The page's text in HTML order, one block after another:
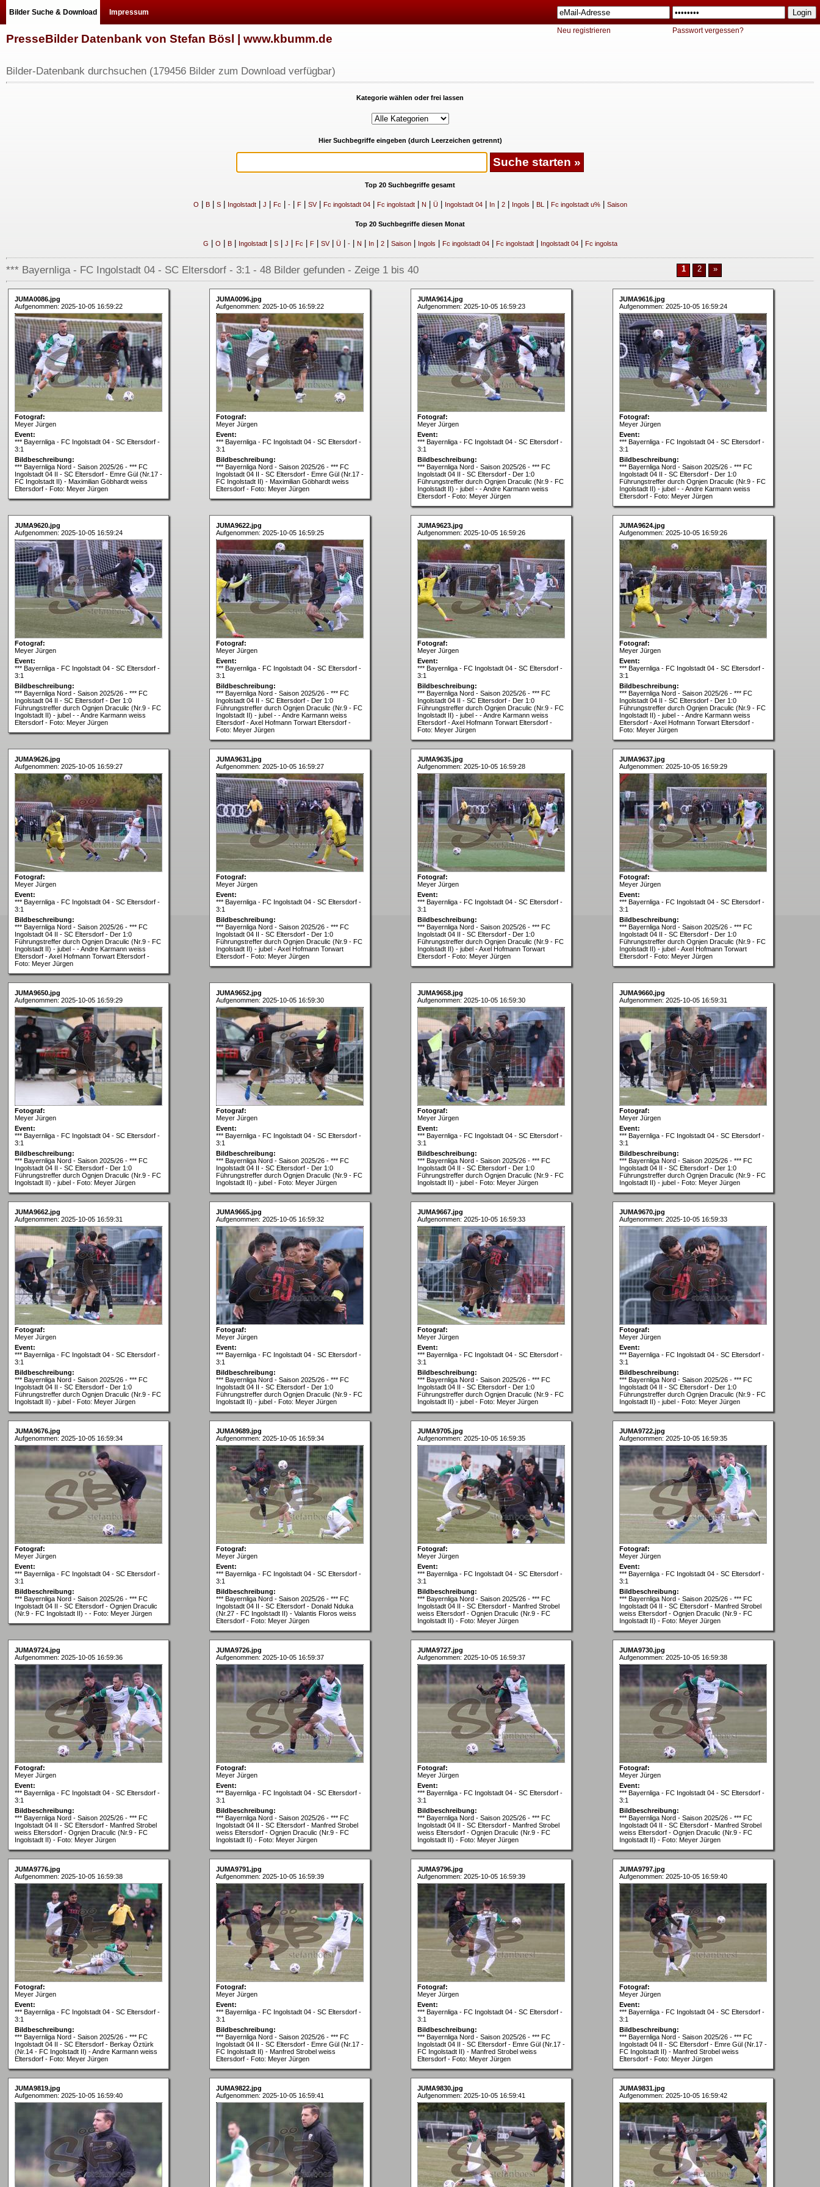
Bilder Suche & Download Impressum
Neu registrieren Passwort vergessen?
PresseBilder Datenbank von Stefan Bösl | www.kbumm.de
Bilder-Datenbank durchsuchen (179456 Bilder zum Download verfügbar)
Kategorie wählen oder frei lassen
Hier Suchbegriffe eingeben (durch Leerzeichen getrennt)
Top 20 Suchbegriffe gesamt
O B| S| Ingolstadt| J Fc -| F| SV| Fc ingolstadt 04| Fc ingolstadt| N Ü Ingolstadt 04| In| 2| Ingols BL | Fc ingolstadt u%| Saison
Top 20 Suchbegriffe diesen Monat
G O B| Ingolstadt| S| J Fc F| SV| Ü| -| N In| 2| Saison| Ingols Fc ingolstadt 04| Fc ingolstadt| Ingolstadt 04| Fc ingolsta
*** Bayernliga - FC Ingolstadt 04 - SC Eltersdorf - 3:1 - 48 Bilder gefunden - Zeige 1 bis 40 1 2 »
JUMA0086.jpg
Aufgenommen: 2025-10-05 16:59:22
Fotograf:
Meyer Jürgen
Event:
*** Bayernliga - FC Ingolstadt 04 - SC Eltersdorf -
3:1
Bildbeschreibung:
*** Bayernliga Nord - Saison 2025/26 - *** FC
Ingolstadt 04 II - SC Eltersdorf - Emre Gül (Nr.17 -
FC Ingolstadt II) - Maximilian Göbhardt weiss
Eltersdorf - Foto: Meyer Jürgen
JUMA0096.jpg
Aufgenommen: 2025-10-05 16:59:22
Fotograf:
Meyer Jürgen
Event:
*** Bayernliga - FC Ingolstadt 04 - SC Eltersdorf -
3:1
Bildbeschreibung:
*** Bayernliga Nord - Saison 2025/26 - *** FC
Ingolstadt 04 II - SC Eltersdorf - Emre Gül (Nr.17 -
FC Ingolstadt II) - Maximilian Göbhardt weiss
Eltersdorf - Foto: Meyer Jürgen
JUMA9614.jpg
Aufgenommen: 2025-10-05 16:59:23
Fotograf:
Meyer Jürgen
Event:
*** Bayernliga - FC Ingolstadt 04 - SC Eltersdorf -
3:1
Bildbeschreibung:
*** Bayernliga Nord - Saison 2025/26 - *** FC
Ingolstadt 04 II - SC Eltersdorf - Der 1:0
Führungstreffer durch Ognjen Draculic (Nr.9 - FC
Ingolstadt II) - jubel - - Andre Karmann weiss
Eltersdorf - Foto: Meyer Jürgen
JUMA9616.jpg
Aufgenommen: 2025-10-05 16:59:24
Fotograf:
Meyer Jürgen
Event:
*** Bayernliga - FC Ingolstadt 04 - SC Eltersdorf -
3:1
Bildbeschreibung:
*** Bayernliga Nord - Saison 2025/26 - *** FC
Ingolstadt 04 II - SC Eltersdorf - Der 1:0
Führungstreffer durch Ognjen Draculic (Nr.9 - FC
Ingolstadt II) - jubel - - Andre Karmann weiss
Eltersdorf - Foto: Meyer Jürgen
JUMA9620.jpg
Aufgenommen: 2025-10-05 16:59:24
Fotograf:
Meyer Jürgen
Event:
*** Bayernliga - FC Ingolstadt 04 - SC Eltersdorf -
3:1
Bildbeschreibung:
*** Bayernliga Nord - Saison 2025/26 - *** FC
Ingolstadt 04 II - SC Eltersdorf - Der 1:0
Führungstreffer durch Ognjen Draculic (Nr.9 - FC
Ingolstadt II) - jubel - - Andre Karmann weiss
Eltersdorf - Foto: Meyer Jürgen
JUMA9622.jpg
Aufgenommen: 2025-10-05 16:59:25
Fotograf:
Meyer Jürgen
Event:
*** Bayernliga - FC Ingolstadt 04 - SC Eltersdorf -
3:1
Bildbeschreibung:
*** Bayernliga Nord - Saison 2025/26 - *** FC
Ingolstadt 04 II - SC Eltersdorf - Der 1:0
Führungstreffer durch Ognjen Draculic (Nr.9 - FC
Ingolstadt II) - jubel - - Andre Karmann weiss
Eltersdorf - Axel Hofmann Torwart Eltersdorf -
Foto: Meyer Jürgen
JUMA9623.jpg
Aufgenommen: 2025-10-05 16:59:26
Fotograf:
Meyer Jürgen
Event:
*** Bayernliga - FC Ingolstadt 04 - SC Eltersdorf -
3:1
Bildbeschreibung:
*** Bayernliga Nord - Saison 2025/26 - *** FC
Ingolstadt 04 II - SC Eltersdorf - Der 1:0
Führungstreffer durch Ognjen Draculic (Nr.9 - FC
Ingolstadt II) - jubel - - Andre Karmann weiss
Eltersdorf - Axel Hofmann Torwart Eltersdorf -
Foto: Meyer Jürgen
JUMA9624.jpg
Aufgenommen: 2025-10-05 16:59:26
Fotograf:
Meyer Jürgen
Event:
*** Bayernliga - FC Ingolstadt 04 - SC Eltersdorf -
3:1
Bildbeschreibung:
*** Bayernliga Nord - Saison 2025/26 - *** FC
Ingolstadt 04 II - SC Eltersdorf - Der 1:0
Führungstreffer durch Ognjen Draculic (Nr.9 - FC
Ingolstadt II) - jubel - - Andre Karmann weiss
Eltersdorf - Axel Hofmann Torwart Eltersdorf -
Foto: Meyer Jürgen
JUMA9626.jpg
Aufgenommen: 2025-10-05 16:59:27
Fotograf:
Meyer Jürgen
Event:
*** Bayernliga - FC Ingolstadt 04 - SC Eltersdorf -
3:1
Bildbeschreibung:
*** Bayernliga Nord - Saison 2025/26 - *** FC
Ingolstadt 04 II - SC Eltersdorf - Der 1:0
Führungstreffer durch Ognjen Draculic (Nr.9 - FC
Ingolstadt II) - jubel - - Andre Karmann weiss
Eltersdorf - Axel Hofmann Torwart Eltersdorf -
Foto: Meyer Jürgen
JUMA9631.jpg
Aufgenommen: 2025-10-05 16:59:27
Fotograf:
Meyer Jürgen
Event:
*** Bayernliga - FC Ingolstadt 04 - SC Eltersdorf -
3:1
Bildbeschreibung:
*** Bayernliga Nord - Saison 2025/26 - *** FC
Ingolstadt 04 II - SC Eltersdorf - Der 1:0
Führungstreffer durch Ognjen Draculic (Nr.9 - FC
Ingolstadt II) - jubel - Axel Hofmann Torwart
Eltersdorf - Foto: Meyer Jürgen
JUMA9635.jpg
Aufgenommen: 2025-10-05 16:59:28
Fotograf:
Meyer Jürgen
Event:
*** Bayernliga - FC Ingolstadt 04 - SC Eltersdorf -
3:1
Bildbeschreibung:
*** Bayernliga Nord - Saison 2025/26 - *** FC
Ingolstadt 04 II - SC Eltersdorf - Der 1:0
Führungstreffer durch Ognjen Draculic (Nr.9 - FC
Ingolstadt II) - jubel - Axel Hofmann Torwart
Eltersdorf - Foto: Meyer Jürgen
JUMA9637.jpg
Aufgenommen: 2025-10-05 16:59:29
Fotograf:
Meyer Jürgen
Event:
*** Bayernliga - FC Ingolstadt 04 - SC Eltersdorf -
3:1
Bildbeschreibung:
*** Bayernliga Nord - Saison 2025/26 - *** FC
Ingolstadt 04 II - SC Eltersdorf - Der 1:0
Führungstreffer durch Ognjen Draculic (Nr.9 - FC
Ingolstadt II) - jubel - Axel Hofmann Torwart
Eltersdorf - Foto: Meyer Jürgen
JUMA9650.jpg
Aufgenommen: 2025-10-05 16:59:29
Fotograf:
Meyer Jürgen
Event:
*** Bayernliga - FC Ingolstadt 04 - SC Eltersdorf -
3:1
Bildbeschreibung:
*** Bayernliga Nord - Saison 2025/26 - *** FC
Ingolstadt 04 II - SC Eltersdorf - Der 1:0
Führungstreffer durch Ognjen Draculic (Nr.9 - FC
Ingolstadt II) - jubel - Foto: Meyer Jürgen
JUMA9652.jpg
Aufgenommen: 2025-10-05 16:59:30
Fotograf:
Meyer Jürgen
Event:
*** Bayernliga - FC Ingolstadt 04 - SC Eltersdorf -
3:1
Bildbeschreibung:
*** Bayernliga Nord - Saison 2025/26 - *** FC
Ingolstadt 04 II - SC Eltersdorf - Der 1:0
Führungstreffer durch Ognjen Draculic (Nr.9 - FC
Ingolstadt II) - jubel - Foto: Meyer Jürgen
JUMA9658.jpg
Aufgenommen: 2025-10-05 16:59:30
Fotograf:
Meyer Jürgen
Event:
*** Bayernliga - FC Ingolstadt 04 - SC Eltersdorf -
3:1
Bildbeschreibung:
*** Bayernliga Nord - Saison 2025/26 - *** FC
Ingolstadt 04 II - SC Eltersdorf - Der 1:0
Führungstreffer durch Ognjen Draculic (Nr.9 - FC
Ingolstadt II) - jubel - Foto: Meyer Jürgen
JUMA9660.jpg
Aufgenommen: 2025-10-05 16:59:31
Fotograf:
Meyer Jürgen
Event:
*** Bayernliga - FC Ingolstadt 04 - SC Eltersdorf -
3:1
Bildbeschreibung:
*** Bayernliga Nord - Saison 2025/26 - *** FC
Ingolstadt 04 II - SC Eltersdorf - Der 1:0
Führungstreffer durch Ognjen Draculic (Nr.9 - FC
Ingolstadt II) - jubel - Foto: Meyer Jürgen
JUMA9662.jpg
Aufgenommen: 2025-10-05 16:59:31
Fotograf:
Meyer Jürgen
Event:
*** Bayernliga - FC Ingolstadt 04 - SC Eltersdorf -
3:1
Bildbeschreibung:
*** Bayernliga Nord - Saison 2025/26 - *** FC
Ingolstadt 04 II - SC Eltersdorf - Der 1:0
Führungstreffer durch Ognjen Draculic (Nr.9 - FC
Ingolstadt II) - jubel - Foto: Meyer Jürgen
JUMA9665.jpg
Aufgenommen: 2025-10-05 16:59:32
Fotograf:
Meyer Jürgen
Event:
*** Bayernliga - FC Ingolstadt 04 - SC Eltersdorf -
3:1
Bildbeschreibung:
*** Bayernliga Nord - Saison 2025/26 - *** FC
Ingolstadt 04 II - SC Eltersdorf - Der 1:0
Führungstreffer durch Ognjen Draculic (Nr.9 - FC
Ingolstadt II) - jubel - Foto: Meyer Jürgen
JUMA9667.jpg
Aufgenommen: 2025-10-05 16:59:33
Fotograf:
Meyer Jürgen
Event:
*** Bayernliga - FC Ingolstadt 04 - SC Eltersdorf -
3:1
Bildbeschreibung:
*** Bayernliga Nord - Saison 2025/26 - *** FC
Ingolstadt 04 II - SC Eltersdorf - Der 1:0
Führungstreffer durch Ognjen Draculic (Nr.9 - FC
Ingolstadt II) - jubel - Foto: Meyer Jürgen
JUMA9670.jpg
Aufgenommen: 2025-10-05 16:59:33
Fotograf:
Meyer Jürgen
Event:
*** Bayernliga - FC Ingolstadt 04 - SC Eltersdorf -
3:1
Bildbeschreibung:
*** Bayernliga Nord - Saison 2025/26 - *** FC
Ingolstadt 04 II - SC Eltersdorf - Der 1:0
Führungstreffer durch Ognjen Draculic (Nr.9 - FC
Ingolstadt II) - jubel - Foto: Meyer Jürgen
JUMA9676.jpg
Aufgenommen: 2025-10-05 16:59:34
Fotograf:
Meyer Jürgen
Event:
*** Bayernliga - FC Ingolstadt 04 - SC Eltersdorf -
3:1
Bildbeschreibung:
*** Bayernliga Nord - Saison 2025/26 - *** FC
Ingolstadt 04 II - SC Eltersdorf - Ognjen Draculic
(Nr.9 - FC Ingolstadt II) - - Foto: Meyer Jürgen
JUMA9689.jpg
Aufgenommen: 2025-10-05 16:59:34
Fotograf:
Meyer Jürgen
Event:
*** Bayernliga - FC Ingolstadt 04 - SC Eltersdorf -
3:1
Bildbeschreibung:
*** Bayernliga Nord - Saison 2025/26 - *** FC
Ingolstadt 04 II - SC Eltersdorf - Donald Nduka
(Nr.27 - FC Ingolstadt II) - Valantis Floros weiss
Eltersdorf - Foto: Meyer Jürgen
JUMA9705.jpg
Aufgenommen: 2025-10-05 16:59:35
Fotograf:
Meyer Jürgen
Event:
*** Bayernliga - FC Ingolstadt 04 - SC Eltersdorf -
3:1
Bildbeschreibung:
*** Bayernliga Nord - Saison 2025/26 - *** FC
Ingolstadt 04 II - SC Eltersdorf - Manfred Strobel
weiss Eltersdorf - Ognjen Draculic (Nr.9 - FC
Ingolstadt II) - Foto: Meyer Jürgen
JUMA9722.jpg
Aufgenommen: 2025-10-05 16:59:35
Fotograf:
Meyer Jürgen
Event:
*** Bayernliga - FC Ingolstadt 04 - SC Eltersdorf -
3:1
Bildbeschreibung:
*** Bayernliga Nord - Saison 2025/26 - *** FC
Ingolstadt 04 II - SC Eltersdorf - Manfred Strobel
weiss Eltersdorf - Ognjen Draculic (Nr.9 - FC
Ingolstadt II) - Foto: Meyer Jürgen
JUMA9724.jpg
Aufgenommen: 2025-10-05 16:59:36
Fotograf:
Meyer Jürgen
Event:
*** Bayernliga - FC Ingolstadt 04 - SC Eltersdorf -
3:1
Bildbeschreibung:
*** Bayernliga Nord - Saison 2025/26 - *** FC
Ingolstadt 04 II - SC Eltersdorf - Manfred Strobel
weiss Eltersdorf - Ognjen Draculic (Nr.9 - FC
Ingolstadt II) - Foto: Meyer Jürgen
JUMA9726.jpg
Aufgenommen: 2025-10-05 16:59:37
Fotograf:
Meyer Jürgen
Event:
*** Bayernliga - FC Ingolstadt 04 - SC Eltersdorf -
3:1
Bildbeschreibung:
*** Bayernliga Nord - Saison 2025/26 - *** FC
Ingolstadt 04 II - SC Eltersdorf - Manfred Strobel
weiss Eltersdorf - Ognjen Draculic (Nr.9 - FC
Ingolstadt II) - Foto: Meyer Jürgen
JUMA9727.jpg
Aufgenommen: 2025-10-05 16:59:37
Fotograf:
Meyer Jürgen
Event:
*** Bayernliga - FC Ingolstadt 04 - SC Eltersdorf -
3:1
Bildbeschreibung:
*** Bayernliga Nord - Saison 2025/26 - *** FC
Ingolstadt 04 II - SC Eltersdorf - Manfred Strobel
weiss Eltersdorf - Ognjen Draculic (Nr.9 - FC
Ingolstadt II) - Foto: Meyer Jürgen
JUMA9730.jpg
Aufgenommen: 2025-10-05 16:59:38
Fotograf:
Meyer Jürgen
Event:
*** Bayernliga - FC Ingolstadt 04 - SC Eltersdorf -
3:1
Bildbeschreibung:
*** Bayernliga Nord - Saison 2025/26 - *** FC
Ingolstadt 04 II - SC Eltersdorf - Manfred Strobel
weiss Eltersdorf - Ognjen Draculic (Nr.9 - FC
Ingolstadt II) - Foto: Meyer Jürgen
JUMA9776.jpg
Aufgenommen: 2025-10-05 16:59:38
Fotograf:
Meyer Jürgen
Event:
*** Bayernliga - FC Ingolstadt 04 - SC Eltersdorf -
3:1
Bildbeschreibung:
*** Bayernliga Nord - Saison 2025/26 - *** FC
Ingolstadt 04 II - SC Eltersdorf - Berkay Öztürk
(Nr.14 - FC Ingolstadt II) - Andre Karmann weiss
Eltersdorf - Foto: Meyer Jürgen
JUMA9791.jpg
Aufgenommen: 2025-10-05 16:59:39
Fotograf:
Meyer Jürgen
Event:
*** Bayernliga - FC Ingolstadt 04 - SC Eltersdorf -
3:1
Bildbeschreibung:
*** Bayernliga Nord - Saison 2025/26 - *** FC
Ingolstadt 04 II - SC Eltersdorf - Emre Gül (Nr.17 -
FC Ingolstadt II) - Manfred Strobel weiss
Eltersdorf - Foto: Meyer Jürgen
JUMA9796.jpg
Aufgenommen: 2025-10-05 16:59:39
Fotograf:
Meyer Jürgen
Event:
*** Bayernliga - FC Ingolstadt 04 - SC Eltersdorf -
3:1
Bildbeschreibung:
*** Bayernliga Nord - Saison 2025/26 - *** FC
Ingolstadt 04 II - SC Eltersdorf - Emre Gül (Nr.17 -
FC Ingolstadt II) - Manfred Strobel weiss
Eltersdorf - Foto: Meyer Jürgen
JUMA9797.jpg
Aufgenommen: 2025-10-05 16:59:40
Fotograf:
Meyer Jürgen
Event:
*** Bayernliga - FC Ingolstadt 04 - SC Eltersdorf -
3:1
Bildbeschreibung:
*** Bayernliga Nord - Saison 2025/26 - *** FC
Ingolstadt 04 II - SC Eltersdorf - Emre Gül (Nr.17 -
FC Ingolstadt II) - Manfred Strobel weiss
Eltersdorf - Foto: Meyer Jürgen
JUMA9819.jpg
Aufgenommen: 2025-10-05 16:59:40
JUMA9822.jpg
Aufgenommen: 2025-10-05 16:59:41
JUMA9830.jpg
Aufgenommen: 2025-10-05 16:59:41
JUMA9831.jpg
Aufgenommen: 2025-10-05 16:59:42